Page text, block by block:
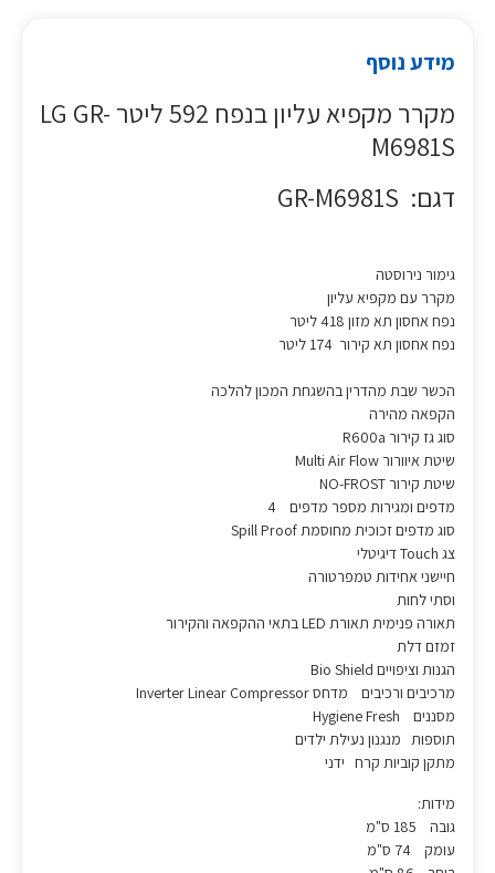
מידע נוסף
מקרר מקפיא עליון בנפח 592 ליטר LG GR-
M6981S
דגם: GR-M6981S
גימור נירוסטה
מקרר עם מקפיא עליון
נפח אחסון תא מזון 418 ליטר
נפח אחסון תא קירור 174 ליטר
הכשר שבת מהדרין בהשגחת המכון להלכה
הקפאה מהירה
סוג גז קירור R600a
שיטת איוורור Multi Air Flow
שיטת קירור NO-FROST
מדפים ומגירות מספר מדפים 4
סוג מדפים זכוכית מחוסמת Spill Proof
צג Touch דיגיטלי
חיישני אחידות טמפרטורה
וסתי לחות
תאורה פנימית תאורת LED בתאי ההקפאה והקירור
זמזם דלת
הגנות וציפויים Bio Shield
מרכיבים ורכיבים מדחס Inverter Linear Compressor
מסננים Hygiene Fresh
תוספות מנגנון נעילת ילדים
מתקן קוביות קרח ידני
מידות:
גובה 185 ס"מ
עומק 74 ס"מ